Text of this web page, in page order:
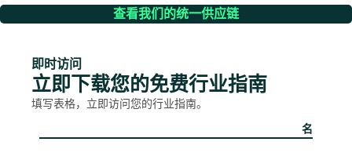
查看我们的统一供应链
即时访问
立即下载您的免费行业指南
填写表格，立即访问您的行业指南。
名